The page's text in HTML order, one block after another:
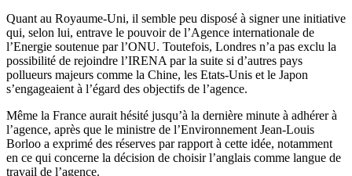
Quant au Royaume-Uni, il semble peu disposé à signer une initiative
qui, selon lui, entrave le pouvoir de l’Agence internationale de
l’Energie soutenue par l’ONU. Toutefois, Londres n’a pas exclu la
possibilité de rejoindre l’IRENA par la suite si d’autres pays
pollueurs majeurs comme la Chine, les Etats-Unis et le Japon
s’engageaient à l’égard des objectifs de l’agence.
Même la France aurait hésité jusqu’à la dernière minute à adhérer à
l’agence, après que le ministre de l’Environnement Jean-Louis
Borloo a exprimé des réserves par rapport à cette idée, notamment
en ce qui concerne la décision de choisir l’anglais comme langue de
travail de l’agence.